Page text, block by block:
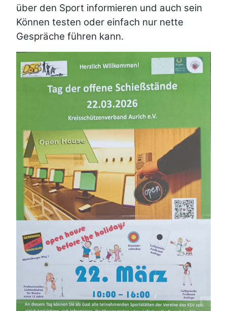
über den Sport informieren und auch sein
Können testen oder einfach nur nette
Gespräche führen kann.